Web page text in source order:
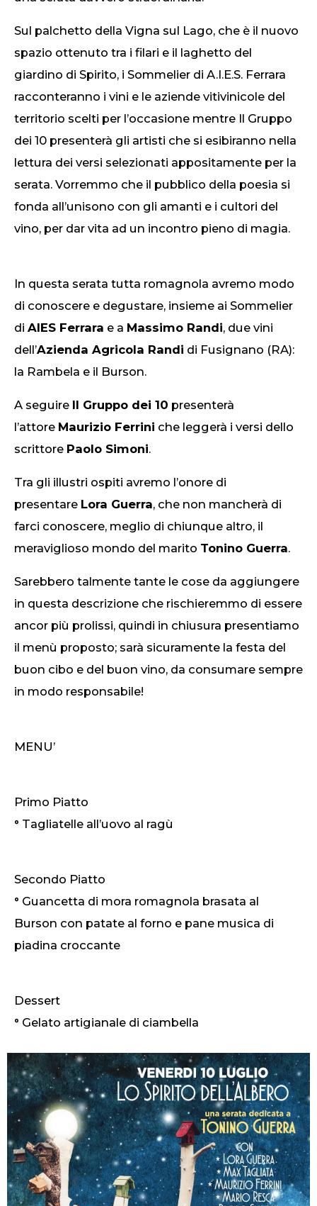
Sul palchetto della Vigna sul Lago, che è il nuovo
spazio ottenuto tra i filari e il laghetto del
giardino di Spirito, i Sommelier di A.I.E.S. Ferrara
racconteranno i vini e le aziende vitivinicole del
territorio scelti per l’occasione mentre Il Gruppo
dei 10 presenterà gli artisti che si esibiranno nella
lettura dei versi selezionati appositamente per la
serata. Vorremmo che il pubblico della poesia si
fonda all’unisono con gli amanti e i cultori del
vino, per dar vita ad un incontro pieno di magia.
In questa serata tutta romagnola avremo modo
di conoscere e degustare, insieme ai Sommelier
di AIES Ferrara e a Massimo Randi, due vini
dell’Azienda Agricola Randi di Fusignano (RA):
la Rambela e il Burson.
A seguire Il Gruppo dei 10 presenterà
l’attore Maurizio Ferrini che leggerà i versi dello
scrittore Paolo Simoni.
Tra gli illustri ospiti avremo l’onore di
presentare Lora Guerra, che non mancherà di
farci conoscere, meglio di chiunque altro, il
meraviglioso mondo del marito Tonino Guerra.
Sarebbero talmente tante le cose da aggiungere
in questa descrizione che rischieremmo di essere
ancor più prolissi, quindi in chiusura presentiamo
il menù proposto; sarà sicuramente la festa del
buon cibo e del buon vino, da consumare sempre
in modo responsabile!
MENU’
Primo Piatto
° Tagliatelle all’uovo al ragù
Secondo Piatto
° Guancetta di mora romagnola brasata al
Burson con patate al forno e pane musica di
piadina croccante
Dessert
° Gelato artigianale di ciambella